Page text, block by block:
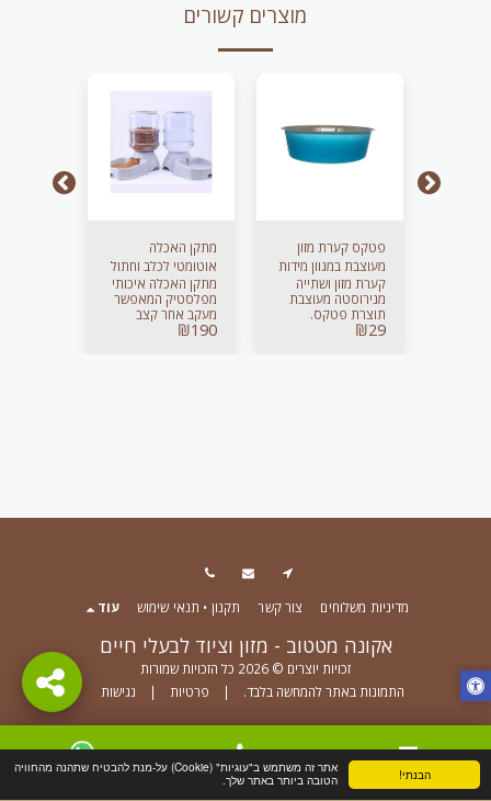
הבנתי!
אתר זה משתמש ב"עוגיות" (Cookie) על-מנת להבטיח שתהנה מהחוויה
הטובה ביותר באתר שלך.
מוצרים קשורים
פטקס קערת מזון
מעוצבת במגוון מידות
וצבעים
קערת מזון ושתייה
מנירוסטה מעוצבת
תוצרת פטקס.
איכותית וחזקה,
₪29
מתקן האכלה
אוטומטי לכלב וחתול
11 ליטר
מתקן האכלה איכותי
מפלסטיק המאפשר
מעקב אחר קצב
האכילה של בעל
₪190
אקונה מטטוב - מזון וציוד לבעלי חיים
זכויות יוצרים © 2026 כל הזכויות שמורות
התמונות באתר להמחשה בלבד. | פרטיות | נגישות
מדיניות משלוחים צור קשר תקנון • תנאי שימוש עוד
הירשם
WhatsApp טלפון צור קשר